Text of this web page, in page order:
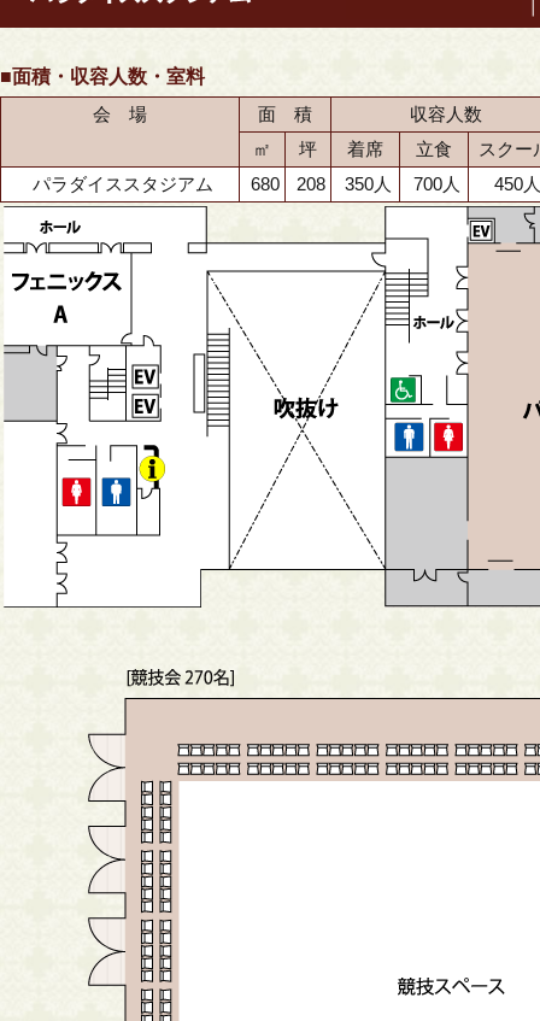
■面積・収容人数・室料
会 場
面 積
収容人数
㎡
坪 着席 立食
スクー
パラダイススタジアム
680 208 350人 700人 450